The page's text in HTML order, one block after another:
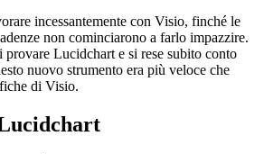
incessantemente con Visio, finché le
non cominciarono a farlo impazzire.
Lucidchart e si rese subito conto
nuovo strumento era più veloce che
di Visio.